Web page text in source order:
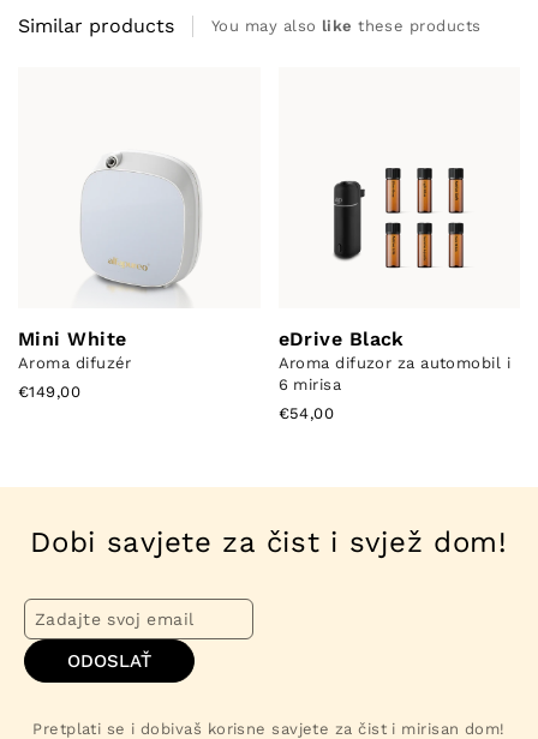
Similar products You may also like these products
Mini White
Aroma difuzér
€149,00
eDrive Black
Aroma difuzor za automobil i
6 mirisa
€54,00
Dobi savjete za čist i svjež dom!
ODOSLAŤ
Pretplati se i dobivaš korisne savjete za čist i mirisan dom!